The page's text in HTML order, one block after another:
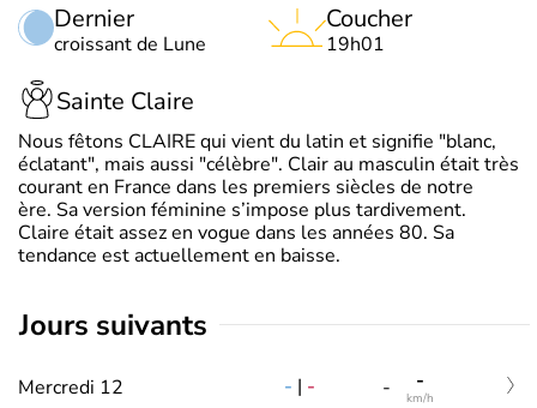
Dernier
croissant de Lune
Coucher
19h01
Sainte Claire
Nous fêtons CLAIRE qui vient du latin et signifie "blanc,
éclatant", mais aussi "célèbre". Clair au masculin était très
courant en France dans les premiers siècles de notre
ère. Sa version féminine s’impose plus tardivement.
Claire était assez en vogue dans les années 80. Sa
tendance est actuellement en baisse.
jours suivants
Mercredi 12 - | - - -
km/h